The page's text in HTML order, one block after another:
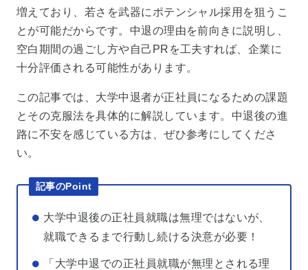
増えており、若さを武器にポテンシャル採用を狙うこ
とが可能だからです。中退の理由を前向きに説明し、
空白期間の過ごし方や自己PRを工夫すれば、企業に
十分評価される可能性があります。
この記事では、大学中退者が正社員になるための課題
とその克服法を具体的に解説しています。中退後の進
路に不安を感じている方は、ぜひ参考にしてくださ
い。
記事のPoint
大学中退後の正社員就職は無理ではないが、
就職できるまで行動し続ける決意が必要！
「大学中退での正社員就職が無理とされる理